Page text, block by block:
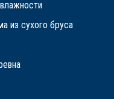
из сухого бруса